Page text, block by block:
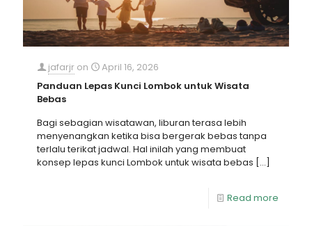
jafarjr on
April 16, 2026
Panduan Lepas Kunci Lombok untuk Wisata
Bebas
Bagi sebagian wisatawan, liburan terasa lebih
menyenangkan ketika bisa bergerak bebas tanpa
terlalu terikat jadwal. Hal inilah yang membuat
konsep lepas kunci Lombok untuk wisata bebas […]
Read more